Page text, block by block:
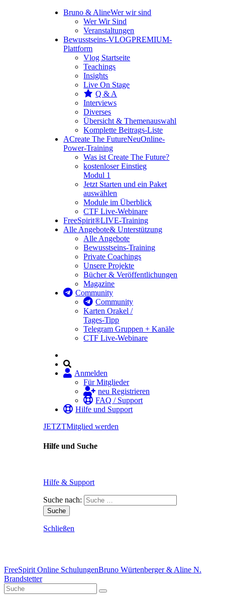
Bruno & AlineWer wir sind
Wer Wir Sind
Veranstaltungen
Bewusstseins-VLOGPREMIUM-
Plattform
Vlog Startseite
Teachings
Insights
Live On Stage
Q & A
Interviews
Diverses
Übersicht & Themenauswahl
Komplette Beitrags-Liste
ACreate The FutureNeuOnline-
Power-Training
Was ist Create The Future?
kostenloser Einstieg
Modul 1
Jetzt Starten und ein Paket
auswählen
Module im Überblick
CTF Live-Webinare
FreeSpirit®LIVE-Training
Alle Angebote& Unterstützung
Alle Angebote
Bewusstseins-Training
Private Coachings
Unsere Projekte
Bücher & Veröffentlichungen
Magazine
Community
Community
Karten Orakel /
Tages-Tipp
Telegram Gruppen + Kanäle
CTF Live-Webinare
Anmelden
Für Mitglieder
neu Registrieren
FAQ / Support
Hilfe und Support
JETZTMitglied werden
Hilfe und Suche
Hilfe & Support
Suche nach:
Schließen
FreeSpirit Online SchulungenBruno Würtenberger & Aline N.
Brandstetter